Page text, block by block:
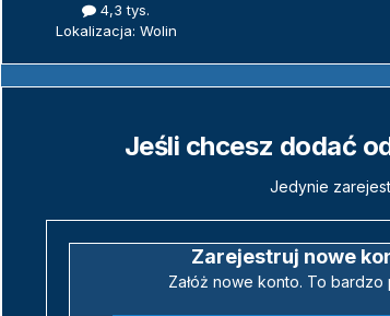
4,3 tys.
Lokalizacja: Wolin
Jeśli chcesz dodać
Jedynie
Zarejestruj nowe
Załóż nowe konto. To bardzo